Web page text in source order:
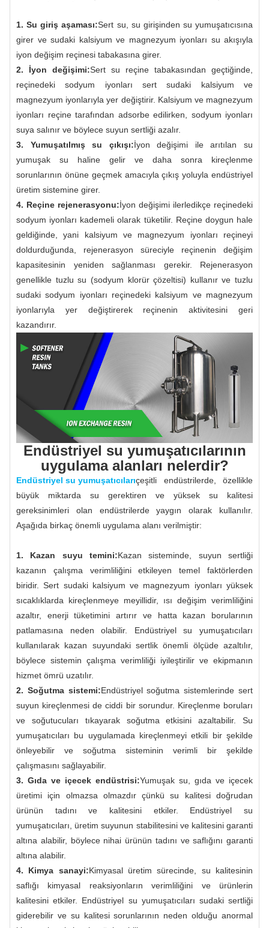
1. Su giriş aşaması:Sert su, su girişinden su yumuşatıcısına
girer ve sudaki kalsiyum ve magnezyum iyonları su akışıyla
iyon değişim reçinesi tabakasına girer.
2. İyon değişimi:Sert su reçine tabakasından geçtiğinde,
reçinedeki sodyum iyonları sert sudaki kalsiyum ve
magnezyum iyonlarıyla yer değiştirir. Kalsiyum ve magnezyum
iyonları reçine tarafından adsorbe edilirken, sodyum iyonları
suya salınır ve böylece suyun sertliği azalır.
3. Yumuşatılmış su çıkışı:İyon değişimi ile arıtılan su
yumuşak su haline gelir ve daha sonra kireçlenme
sorunlarının önüne geçmek amacıyla çıkış yoluyla endüstriyel
üretim sistemine girer.
4. Reçine rejenerasyonu:İyon değişimi ilerledikçe reçinedeki
sodyum iyonları kademeli olarak tüketilir. Reçine doygun hale
geldiğinde, yani kalsiyum ve magnezyum iyonları reçineyi
doldurduğunda, rejenerasyon süreciyle reçinenin değişim
kapasitesinin yeniden sağlanması gerekir. Rejenerasyon
genellikle tuzlu su (sodyum klorür çözeltisi) kullanır ve tuzlu
sudaki sodyum iyonları reçinedeki kalsiyum ve magnezyum
iyonlarıyla yer değiştirerek reçinenin aktivitesini geri
kazandırır.
Endüstriyel su yumuşatıcılarının
uygulama alanları nelerdir?
Endüstriyel su yumuşatıcılarıçeşitli endüstrilerde, özellikle
büyük miktarda su gerektiren ve yüksek su kalitesi
gereksinimleri olan endüstrilerde yaygın olarak kullanılır.
Aşağıda birkaç önemli uygulama alanı verilmiştir:
1. Kazan suyu temini:Kazan sisteminde, suyun sertliği
kazanın çalışma verimliliğini etkileyen temel faktörlerden
biridir. Sert sudaki kalsiyum ve magnezyum iyonları yüksek
sıcaklıklarda kireçlenmeye meyillidir, ısı değişim verimliliğini
azaltır, enerji tüketimini artırır ve hatta kazan borularının
patlamasına neden olabilir. Endüstriyel su yumuşatıcıları
kullanılarak kazan suyundaki sertlik önemli ölçüde azaltılır,
böylece sistemin çalışma verimliliği iyileştirilir ve ekipmanın
hizmet ömrü uzatılır.
2. Soğutma sistemi:Endüstriyel soğutma sistemlerinde sert
suyun kireçlenmesi de ciddi bir sorundur. Kireçlenme boruları
ve soğutucuları tıkayarak soğutma etkisini azaltabilir. Su
yumuşatıcıları bu uygulamada kireçlenmeyi etkili bir şekilde
önleyebilir ve soğutma sisteminin verimli bir şekilde
çalışmasını sağlayabilir.
3. Gıda ve içecek endüstrisi:Yumuşak su, gıda ve içecek
üretimi için olmazsa olmazdır çünkü su kalitesi doğrudan
ürünün tadını ve kalitesini etkiler. Endüstriyel su
yumuşatıcıları, üretim suyunun stabilitesini ve kalitesini garanti
altına alabilir, böylece nihai ürünün tadını ve saflığını garanti
altına alabilir.
4. Kimya sanayi:Kimyasal üretim sürecinde, su kalitesinin
saflığı kimyasal reaksiyonların verimliliğini ve ürünlerin
kalitesini etkiler. Endüstriyel su yumuşatıcıları sudaki sertliği
giderebilir ve su kalitesi sorunlarının neden olduğu anormal